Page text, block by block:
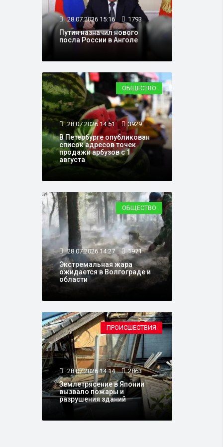
28.07.2026 15:16 1793
Путин назначил нового
посла России в Анголе
ОБЩЕСТВО
28.07.2026 14:51 3929
В Петербурге опубликован
список адресов точек
продажи арбузов с 1
августа
ОБЩЕСТВО
28.07.2026 14:27 1971
Экстремальная жара
ожидается в Волгограде и
области
ПРОИСШЕСТВИЯ
28.07.2026 14:14 2863
Землетрясение в Японии
вызвало пожары и
разрушения зданий